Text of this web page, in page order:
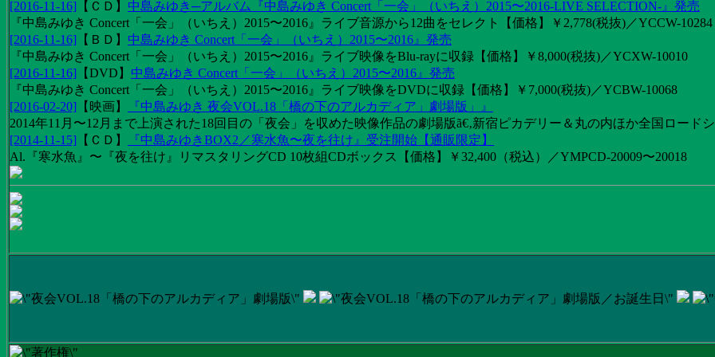
[2016-11-16] 【 ＣＤ 】 中島みゆき─アルバム『中島みゆき Concert「一会」（いちえ）2015〜2016-LIVE SELECTION-』発売
『中島みゆき Concert「一会」（いちえ）2015〜2016』ライブ音源から12曲をセレクト【価格】￥2,778(税抜)／YCCW-10284
[2016-11-16] 【 ＢＤ 】 中島みゆき Concert「一会」（いちえ）2015〜2016』発売
『中島みゆき Concert「一会」（いちえ）2015〜2016』ライブ映像をBlu-rayに収録【価格】￥8,000(税抜)／YCXW-10010
[2016-11-16] 【DVD 】 中島みゆき Concert「一会」（いちえ）2015〜2016』発売
『中島みゆき Concert「一会」（いちえ）2015〜2016』ライブ映像をDVDに収録【価格】￥7,000(税抜)／YCBW-10068
[2016-02-20] 【 映画】
『中島みゆき 夜会VOL.18「橋の下のアルカディア」劇場版」』
2014年11月〜12月まで上演された18回目の「夜会」を収めた映像作品の劇場版ã€‚新宿ピカデリー＆丸の内ほか全国ロード
[2014-11-15] 【 ＣＤ 】
『中島みゆきBOX2／寒水魚〜夜を往け』受注開始【通販限定】
Al.『寒水魚』〜『夜を往け』リマスタリングCD 10枚組CDボックス【価格】￥32,400（税込）／YMPCD-20009〜20018